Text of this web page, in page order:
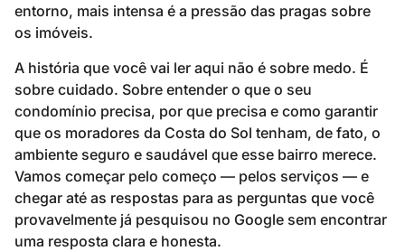
entorno, mais intensa é a pressão das pragas sobre
os imóveis.
A história que você vai ler aqui não é sobre medo. É
sobre cuidado. Sobre entender o que o seu
condomínio precisa, por que precisa e como garantir
que os moradores da Costa do Sol tenham, de fato, o
ambiente seguro e saudável que esse bairro merece.
Vamos começar pelo começo — pelos serviços — e
chegar até as respostas para as perguntas que você
provavelmente já pesquisou no Google sem encontrar
uma resposta clara e honesta.